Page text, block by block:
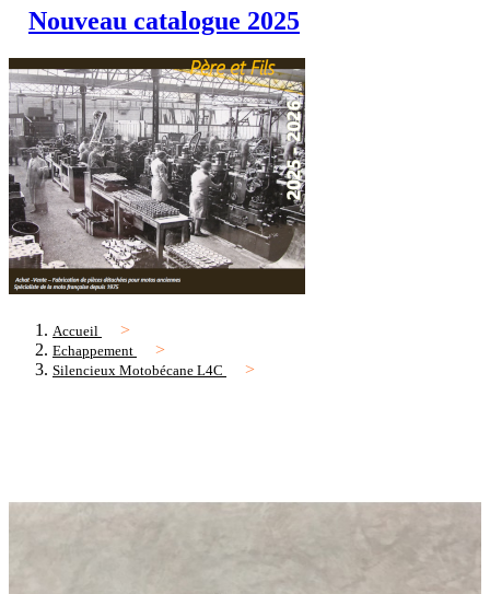
Nouveau catalogue 2025
Accueil
Echappement
Silencieux Motobécane L4C